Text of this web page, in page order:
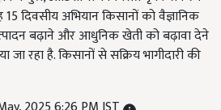
दिवसीय अभियान किसानों को वैज्ञानिक
बढ़ाने और आधुनिक खेती को बढ़ावा देने
रहा है. किसानों से सक्रिय भागीदारी की